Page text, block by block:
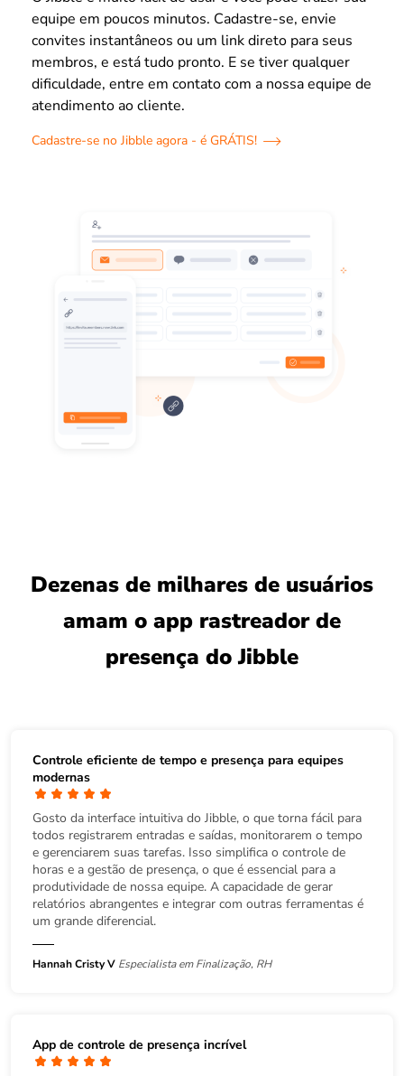
equipe em poucos minutos. Cadastre-se, envie
convites instantâneos ou um link direto para seus
membros, e está tudo pronto. E se tiver qualquer
dificuldade, entre em contato com a nossa equipe de
atendimento ao cliente.
Cadastre-se no Jibble agora - é GRÁTIS!
Dezenas de milhares de usuários
amam o app rastreador de
presença do Jibble
Controle eficiente de tempo e presença para equipes
modernas
Gosto da interface intuitiva do Jibble, o que torna fácil para
todos registrarem entradas e saídas, monitorarem o tempo
e gerenciarem suas tarefas. Isso simplifica o controle de
horas e a gestão de presença, o que é essencial para a
produtividade de nossa equipe. A capacidade de gerar
relatórios abrangentes e integrar com outras ferramentas é
um grande diferencial.
Hannah Cristy V Especialista em Finalização, RH
App de controle de presença incrível